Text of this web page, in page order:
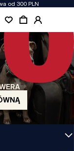
od 300 PLN
kompromis w kwestiach
o detal.
tych XX wieku. Nasz styl jest
indywidualiści.